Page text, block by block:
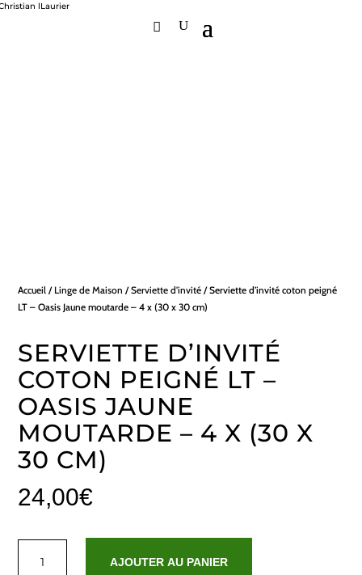
Accueil / Linge de Maison /Serviette d'invité / Serviette d’invité coton peigné
LT – Oasis Jaune moutarde – 4 x (30 x 30 cm)
SERVIETTE D’INVITÉ
COTON PEIGNÉ LT –
OASIS JAUNE
MOUTARDE – 4 X (30 X
30 CM)
24,00€
Serviette
AJOUTER AU PANIER